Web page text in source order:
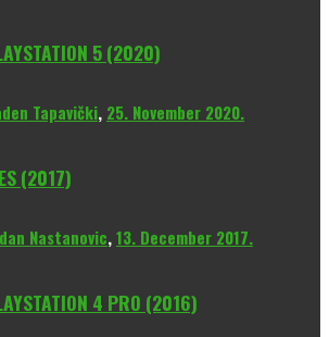
5 (2020)
Tapavički, 25. November 2020.
(2017)
Nastanovic,13. December 2017.
4 PRO (2016)